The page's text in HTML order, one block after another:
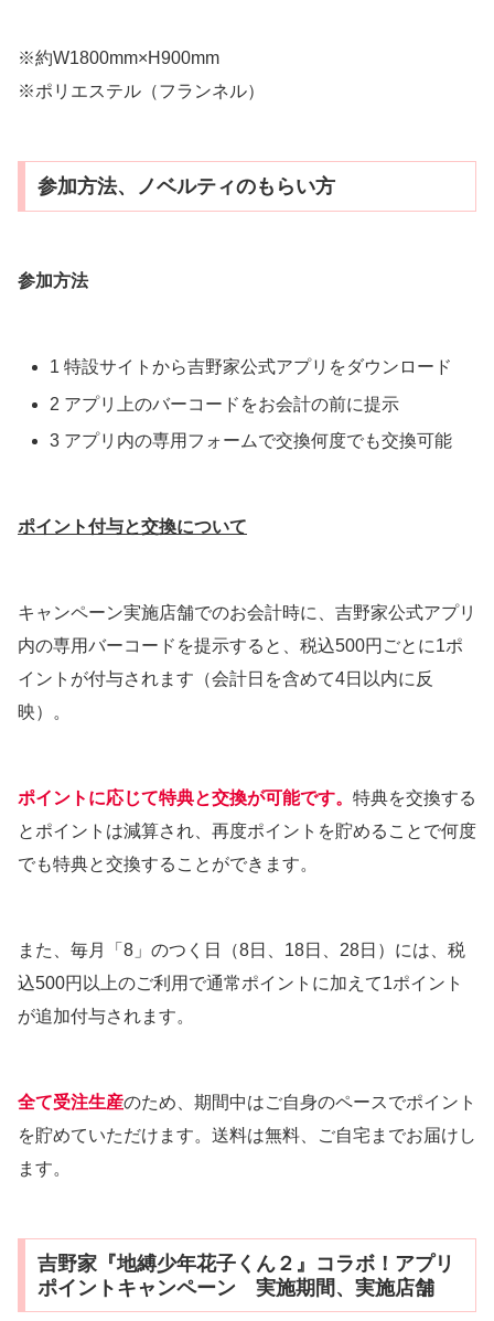
※約W1800mm×H900mm
※ポリエステル（フランネル）
参加方法、ノベルティのもらい方
参加方法
1 特設サイトから吉野家公式アプリをダウンロード
2 アプリ上のバーコードをお会計の前に提示
3 アプリ内の専用フォームで交換何度でも交換可能
ポイント付与と交換について
キャンペーン実施店舗でのお会計時に、吉野家公式アプリ
内の専用バーコードを提示すると、税込500円ごとに1ポ
イントが付与されます（会計日を含めて4日以内に反
映）。
ポイントに応じて特典と交換が可能です。 特典を交換する
とポイントは減算され、再度ポイントを貯めることで何度
でも特典と交換することができます。
また、毎月「8」のつく日（8日、18日、28日）には、税
込500円以上のご利用で通常ポイントに加えて1ポイント
が追加付与されます。
全て受注生産のため、期間中はご自身のペースでポイント
を貯めていただけます。送料は無料、ご自宅までお届けし
ます。
吉野家『地縛少年花子くん２』コラボ！アプリ
ポイントキャンペーン 実施期間、実施店舗